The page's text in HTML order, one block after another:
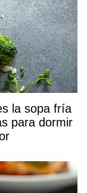
la sopa fría
para dormir